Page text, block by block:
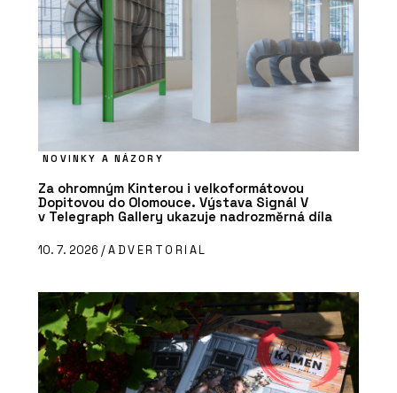
NOVINKY A NÁZORY
Za ohromným Kinterou i velkoformátovou
Dopitovou do Olomouce. Výstava Signál V
v Telegraph Gallery ukazuje nadrozměrná díla
10. 7. 2026 /ADVERTORIAL